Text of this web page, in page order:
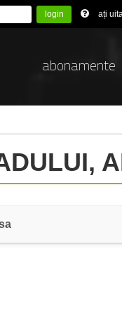
login ați
abonamente